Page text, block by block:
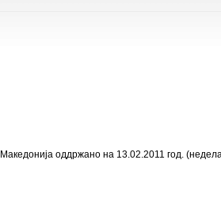
оддржано на 13.02.2011 год.